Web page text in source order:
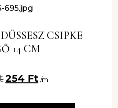
CSIPKE
14 CM
254 Ft /m